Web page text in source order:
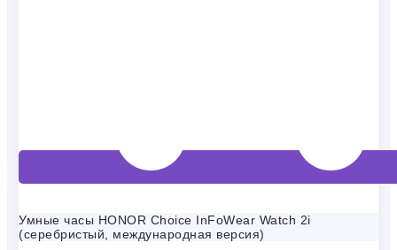
Умные часы HONOR Choice InFoWear Watch 2i
(серебристый, международная версия)